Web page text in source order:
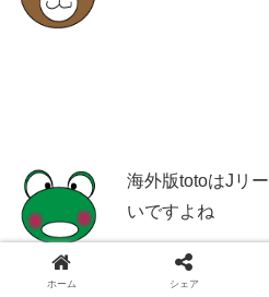
海外版totoはJリ
いですよね
ホーム シェア